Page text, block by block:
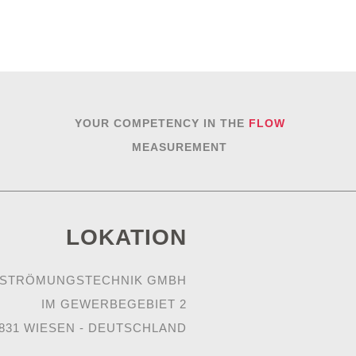
YOUR COMPETENCY IN THE FLOW
MEASUREMENT
LOKATION
GMBH
IM GEWERBEGEBIET 2
WIESEN - DEUTSCHLAND